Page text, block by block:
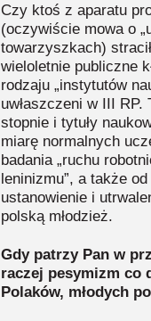
Czy ktoś z aparatu
(oczywiście mowa o
towarzyszkach)
wieloletnie publiczne
rodzaju „instytutów
uwłaszczeni w III RP.
stopnie i tytuły
miarę normalnych
badania „ruchu
leninizmu”, a także
ustanowienie i
polską młodzież.
Gdy patrzy Pan w
raczej pesymizm co
Polaków, młodych